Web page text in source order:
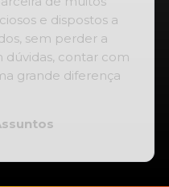
por todos esses
com
altamente
Clínica